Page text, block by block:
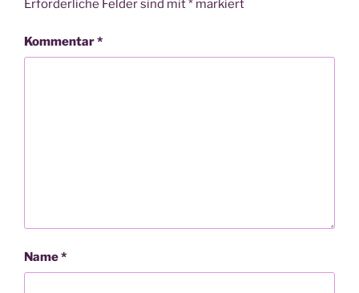
Erforderliche Felder sind mit* markiert
Kommentar*
Name*